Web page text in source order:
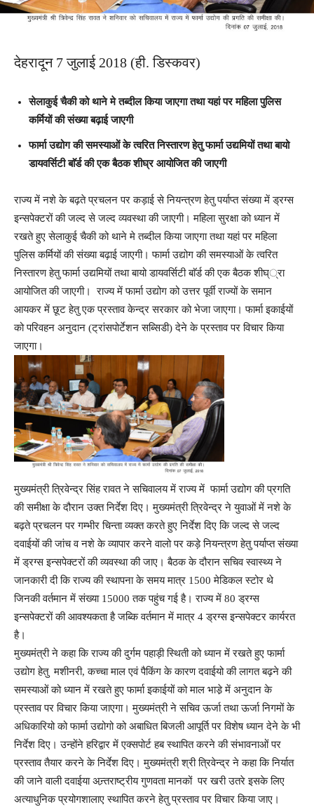
देहरादून 7 जुलाई 2018 (ही. डिस्कवर)
सेलाकुई चैकी को थाने मे तब्दील किया जाएगा तथा यहां पर महिला पुलिस
कर्मियों की संख्या बढ़ाई जाएगी
फार्मा उद्योग की समस्याओं के त्वरित निस्तारण हेतु फार्मा उद्यमियों तथा बायो
डायवर्सिटी बाॅर्ड की एक बैठक शीघ्र आयोजित की जाएगी
राज्य में नशे के बढ़ते प्रचलन पर कड़ाई से नियन्त्रण हेतु पर्याप्त संख्या में ड्रग्स
इन्सपेक्टरों की जल्द से जल्द व्यवस्था की जाएगी। महिला सुरक्षा को ध्यान में
रखते हुए सेलाकुई चैकी को थाने मे तब्दील किया जाएगा तथा यहां पर महिला
पुलिस कर्मियों की संख्या बढ़ाई जाएगी। फार्मा उद्योग की समस्याओं के त्वरित
निस्तारण हेतु फार्मा उद्यमियों तथा बायो डायवर्सिटी बाॅर्ड की एक बैठक शीघ््रा
आयोजित की जाएगी। राज्य में फार्मा उद्योग को उत्तर पूर्वी राज्यों के समान
आयकर में छूट हेतु एक प्रस्ताव केन्द्र सरकार को भेजा जाएगा। फार्मा इकाईयों
को परिवहन अनुदान (ट्रांसपोर्टेशन सब्सिडी) देने के प्रस्ताव पर विचार किया
जाएगा।
मुख्यमंत्री त्रिवेन्द्र सिंह रावत ने सचिवालय में राज्य में फार्मा उद्योग की प्रगति
की समीक्षा के दौरान उक्त निर्देश दिए। मुख्यमंत्री त्रिवेन्द्र ने युवाओं में नशे के
बढ़ते प्रचलन पर गम्भीर चिन्ता व्यक्त करते हुए निर्देश दिए कि जल्द से जल्द
दवाईयों की जांच व नशे के व्यापार करने वालो पर कड़े नियन्त्रण हेतु पर्याप्त संख्या
में ड्रग्स इन्सपेक्टरों की व्यवस्था की जाए। बैठक के दौरान सचिव स्वास्थ्य ने
जानकारी दी कि राज्य की स्थापना के समय मात्र 1500 मेडिकल स्टोर थे
जिनकी वर्तमान में संख्या 15000 तक पहुंच गई है। राज्य में 80 ड्रग्स
इन्सपेक्टरों की आवश्यकता है जब्कि वर्तमान में मात्र 4 ड्रग्स इन्सपेक्टर कार्यरत
है।
मुख्यमंत्री ने कहा कि राज्य की दुर्गम पहाड़ी स्थिती को ध्यान में रखते हुए फार्मा
उद्योग हेतु मशीनरी, कच्चा माल एवं पैकिंग के कारण दवाईयो की लागत बढ़ने की
समस्याओं को ध्यान में रखते हुए फार्मा इकाईयों को माल भाडे़ में अनुदान के
प्रस्ताव पर विचार किया जाएगा। मुख्यमंत्री ने सचिव ऊर्जा तथा ऊर्जा निगमों के
अधिकारियो को फार्मा उद्योगो को अबाधित बिजली आपूर्ति पर विशेष ध्यान देने के भी
निर्देश दिए। उन्होंने हरिद्वार में एक्सपोर्ट हब स्थापित करने की संभावनाओं पर
प्रस्ताव तैयार करने के निर्देश दिए। मुख्यमंत्री श्री त्रिवेन्द्र ने कहा कि निर्यात
की जाने वाली दवाईया अन्र्तराष्ट्रीय गुणवता मानकों पर खरी उतरे इसके लिए
अत्याधुनिक प्रयोगशालाए स्थापित करने हेतु प्रस्ताव पर विचार किया जाए।